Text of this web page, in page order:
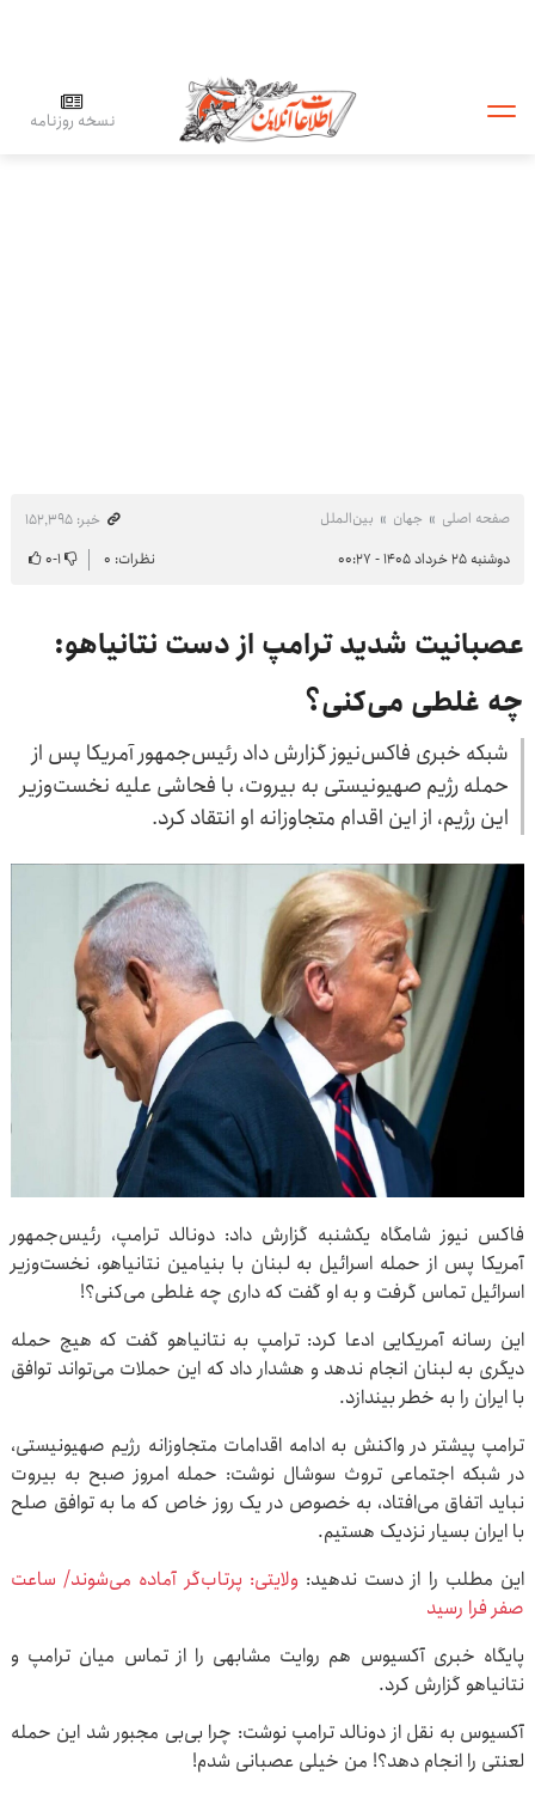
نسخه روزنامه
صفحه اصلی جهان بین‌الملل
خبر: ۱۵۲٬۳۹۵
دوشنبه ۲۵ خرداد ۱۴۰۵ - ۰۰:۲۷
نظرات: ۰ ۱-۰
عصبانیت شدید ترامپ از دست نتانیاهو:
چه غلطی می‌کنی؟
شبکه خبری فاکس‌نیوز گزارش داد رئیس‌جمهور آمریکا پس از
حمله رژیم صهیونیستی به بیروت، با فحاشی علیه نخست‌وزیر
این رژیم، از این اقدام متجاوزانه او انتقاد کرد.
فاکس‌ نیوز شامگاه یکشنبه گزارش داد: دونالد ترامپ، رئیس‌جمهور
آمریکا پس از حمله اسرائیل به لبنان با بنیامین نتانیاهو، نخست‌وزیر
اسرائیل تماس گرفت و به او گفت که داری چه غلطی می‌کنی؟!
این رسانه آمریکایی ادعا کرد: ترامپ به نتانیاهو گفت که هیچ حمله
دیگری به لبنان انجام ندهد و هشدار داد که این حملات می‌تواند توافق
با ایران را به خطر بیندازد.
ترامپ پیشتر در واکنش به ادامه اقدامات متجاوزانه رژیم صهیونیستی،
در شبکه اجتماعی تروث سوشال نوشت: حمله امروز صبح به بیروت
نباید اتفاق می‌افتاد، به خصوص در یک روز خاص که ما به توافق صلح
با ایران بسیار نزدیک هستیم.
این مطلب را از دست ندهید: ولایتی: پرتاب‌گر آماده می‌شوند/ ساعت
صفر فرا رسید
پایگاه خبری آکسیوس هم روایت مشابهی را از تماس میان ترامپ و
نتانیاهو گزارش کرد.
آکسیوس به نقل از دونالد ترامپ نوشت: چرا بی‌بی مجبور شد این حمله
لعنتی را انجام دهد؟! من خیلی عصبانی شدم!